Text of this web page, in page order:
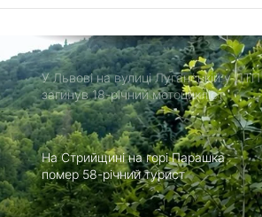
учасник бойових дій Василь
У Львові на вулиці Луганській у ДТП
загинув 18-річний мотоцикліст
На Стрийщині на горі Парашка
помер 58-річний турист